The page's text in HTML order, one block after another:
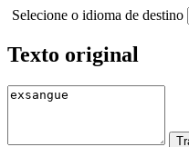
Selecione o idioma de destino
Texto original